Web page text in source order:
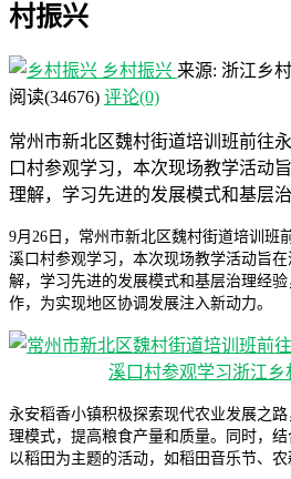
村振兴
乡村振兴 来源: 浙江乡
阅读(34676) 评论(0)
常州市新北区魏村街道培训班前往
口村参观学习，本次现场教学活动
理解，学习先进的发展模式和基层
9月26日，常州市新北区魏村街道培训班
溪口村参观学习，本次现场教学活动旨
解，学习先进的发展模式和基层治理经
作，为实现地区协调发展注入新动力。
永安稻香小镇积极探索现代农业发展之
理模式，提高粮食产量和质量。同时，
以稻田为主题的活动，如稻田音乐节、农